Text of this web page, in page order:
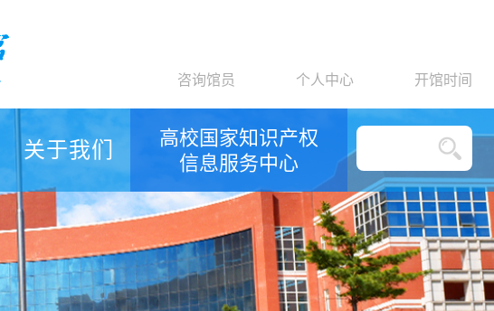
咨询馆员 个人中心 开馆时间
关于我们
国家中小企业公共
服务示范平台